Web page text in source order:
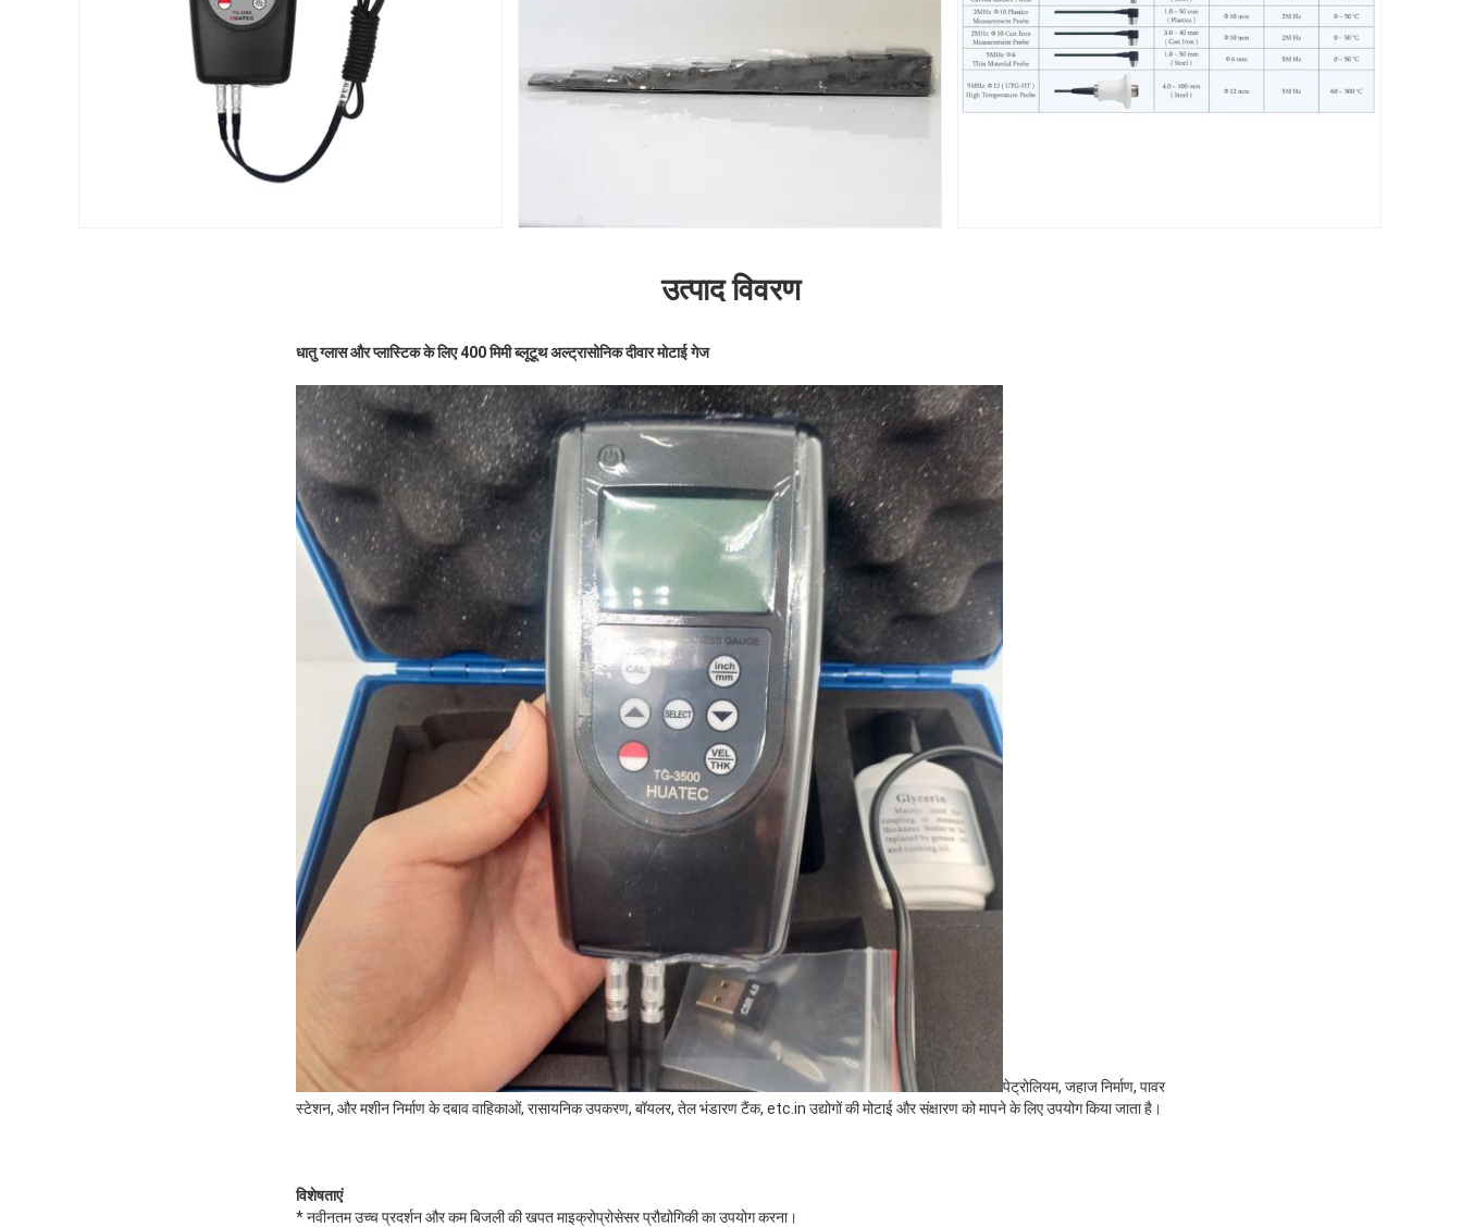
उत्पाद विवरण
धातु ग्लास और प्लास्टिक के लिए 400 मिमी ब्लूटूथ अल्ट्रासोनिक दीवार मोटाई गेज
पेट्रोलियम, जहाज निर्माण, पावर
स्टेशन, और मशीन निर्माण के दबाव वाहिकाओं, रासायनिक उपकरण, बॉयलर, तेल भंडारण टैंक, etc.in उद्योगों की मोटाई और संक्षारण को मापने के लिए उपयोग किया जाता है।
विशेषताएं
* नवीनतम उच्च प्रदर्शन और कम बिजली की खपत माइक्रोप्रोसेसर प्रौद्योगिकी का उपयोग करना।